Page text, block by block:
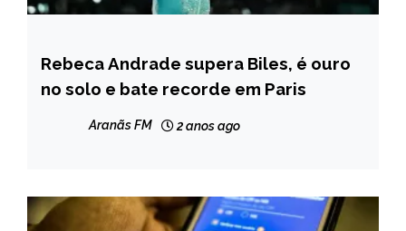
ESPORTES
Rebeca Andrade supera Biles, é ouro
no solo e bate recorde em Paris
Aranãs FM 2 anos ago